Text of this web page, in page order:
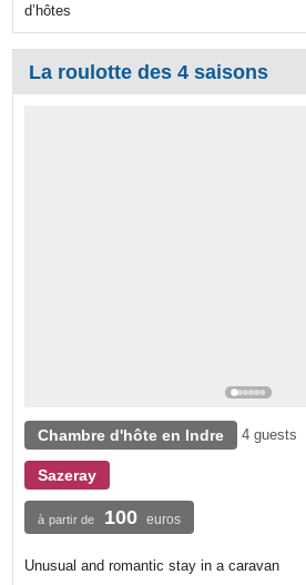
d’hôtes
La roulotte des 4 saisons
Chambre d'hôte en Indre 4 guests
Sazeray
à partir de 100 euros
Unusual and romantic stay in a caravan